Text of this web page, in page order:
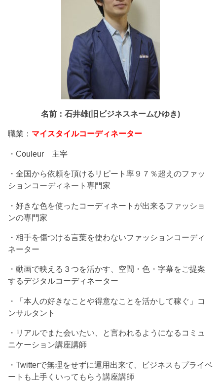
名前：石井雄(旧ビジネスネームひゆき)
職業： マイスタイルコーディネーター
・Couleur 主宰
・全国から依頼を頂けるリピート率９７％超えのファッ
ションコーディネート専門家
・好きな色を使ったコーディネートが出来るファッショ
ンの専門家
・相手を傷つける言葉を使わないファッションコーディ
ネーター
・動画で映える３つを活かす、空間・色・字幕をご提案
するデジタルコーディネーター
・「本人の好きなことや得意なことを活かして稼ぐ」コ
ンサルタント
・リアルでまた会いたい、と言われるようになるコミュ
ニケーション講座講師
・Twitterで無理をせずに運用出来て、ビジネスもプライベ
ートも上手くいってもらう講座講師